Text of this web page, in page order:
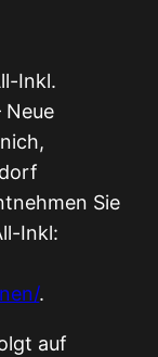
Inkl.
Neue
Sie
Inkl:
.
auf